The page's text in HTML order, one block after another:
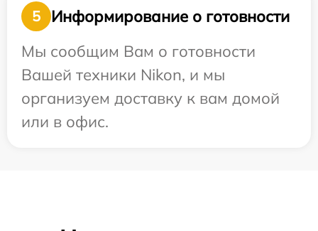
5
Информирование о готовности
Мы сообщим Вам о готовности
Вашей техники Nikon, и мы
организуем доставку к вам домой
или в офис.